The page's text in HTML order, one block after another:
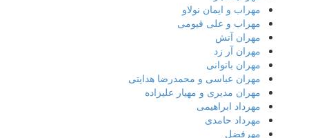
مهراب و ایمان نولاو
مهراب و علی قیومی
مهران آتش
مهران آر زد
مهران باتوانی
مهران عباسی و محمدرضا هدایتی
مهران مدیری و مهیار علیزاده
مهرداد ابراهیمی
مهرداد حامدی
مهرفضل